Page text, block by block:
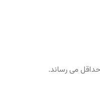
می رساند.